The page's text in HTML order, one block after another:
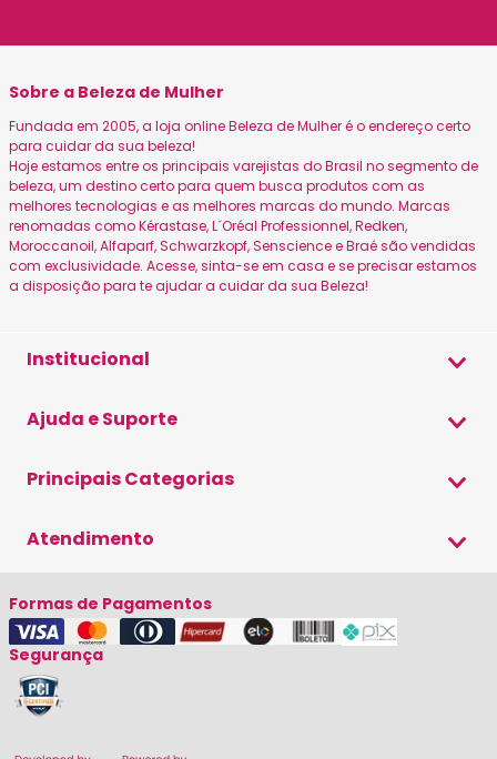
Sobre a Beleza de Mulher
Fundada em 2005, a loja online Beleza de Mulher é o endereço certo
para cuidar da sua beleza!
Hoje estamos entre os principais varejistas do Brasil no segmento de
beleza, um destino certo para quem busca produtos com as
melhores tecnologias e as melhores marcas do mundo. Marcas
renomadas como Kérastase, L´Oréal Professionnel, Redken,
Moroccanoil, Alfaparf, Schwarzkopf, Senscience e Braé são vendidas
com exclusividade. Acesse, sinta-se em casa e se precisar estamos
a disposição para te ajudar a cuidar da sua Beleza!
Institucional
Política de Privacidade
Ajuda e Suporte
Trocas e Devoluções
Fale Conosco
Principais Categorias
Máscara
Cronograma Capilar
Finalizador
Kits de Tratament
Sobrancelha
Atendimento
(19) 3579-9500
(19) 98202-1444
seg a sex das 8h as 17h30
sac@belezademulher.com.br
Redes Sociais
Formas de Pagamentos
Segurança